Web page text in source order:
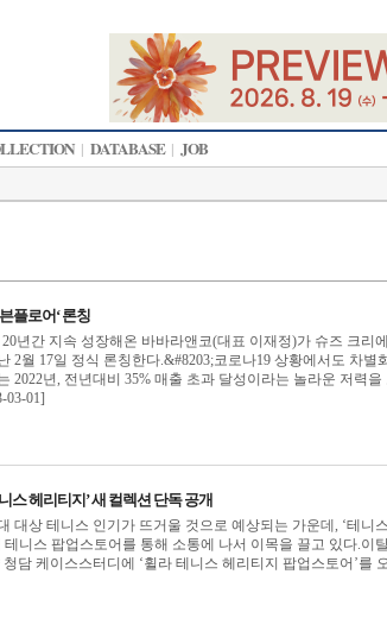
| DATABASE | JOB
플로어‘ 론칭
년간 지속 성장해온 바바라앤코(대표 이재정)가 슈즈 크리
2월 17일 정식 론칭한다.&#8203;코로나19 상황에서도 차별
2022년, 전년대비 35% 매출 초과 달성이라는 놀라운 저력을
03-01]
스 헤리티지’ 새 컬렉션 단독 공개
대상 테니스 인기가 뜨거울 것으로 예상되는 가운데, ‘테니
니스 팝업스토어를 통해 소통에 나서 이목을 끌고 있다.이
담 케이스스터디에 ‘휠라 테니스 헤리티지 팝업스토어’를